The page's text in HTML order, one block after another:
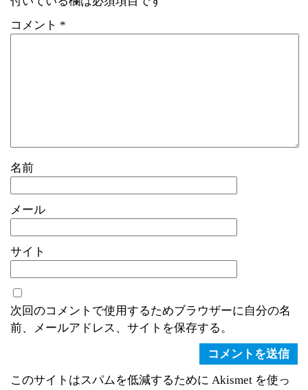
コメント *
名前
メール
サイト
次回のコメントで使用するためブラウザーに自分の名
前、メールアドレス、サイトを保存する。
このサイトはスパムを低減するために Akismet を使っ